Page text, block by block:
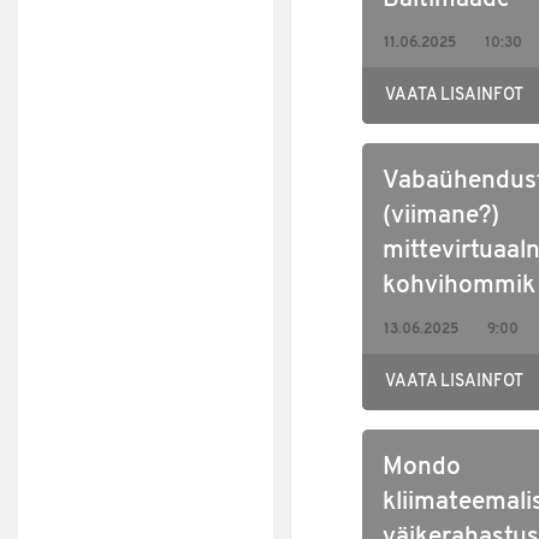
partnerotsingu
11.06.2025 10:30
VAATA LISAINFOT
(viimane?)
kohvihommik
13.06.2025 9:00
VAATA LISAINFOT
Mondo